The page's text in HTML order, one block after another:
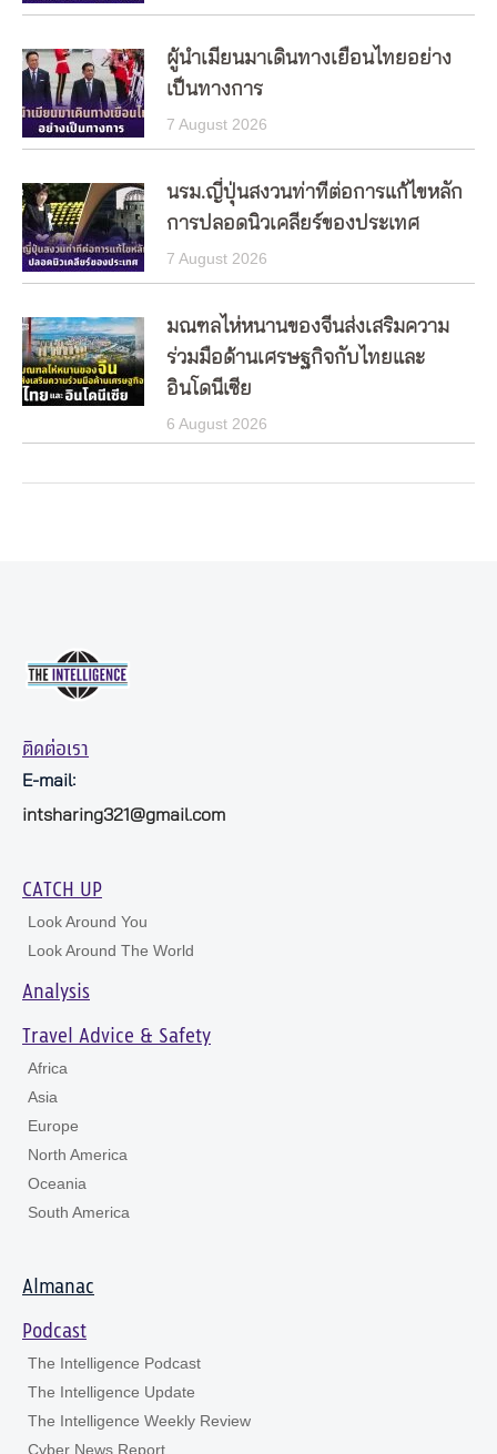
ผู้นำเมียนมาเดินทางเยือนไทยอย่าง
เป็นทางการ
7 August 2026
นรม.ญี่ปุ่นสงวนท่าทีต่อการแก้ไขหลัก
การปลอดนิวเคลียร์ของประเทศ
7 August 2026
มณฑลไห่หนานของจีนส่งเสริมความ
ร่วมมือด้านเศรษฐกิจกับไทยและ
อินโดนีเซีย
6 August 2026
ติดต่อเรา
E-mail:
intsharing321@gmail.com
CATCH UP
Look Around You
Look Around The World
Analysis
Travel Advice & Safety
Africa
Asia
Europe
North America
Oceania
South America
Almanac
Podcast
The Intelligence Podcast
The Intelligence Update
The Intelligence Weekly Review
Cyber News Report